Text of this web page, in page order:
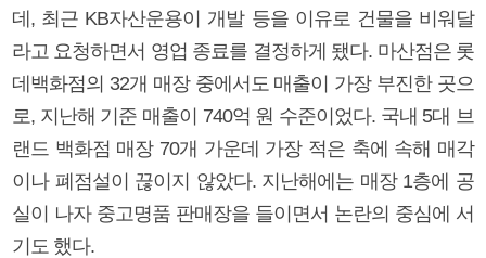
데, 최근 KB자산운용이 개발 등을 이유로 건물을 비워달
라고 요청하면서 영업 종료를 결정하게 됐다. 마산점은 롯
데백화점의 32개 매장 중에서도 매출이 가장 부진한 곳으
로, 지난해 기준 매출이 740억 원 수준이었다. 국내 5대 브
랜드 백화점 매장 70개 가운데 가장 적은 축에 속해 매각
이나 폐점설이 끊이지 않았다. 지난해에는 매장 1층에 공
실이 나자 중고명품 판매장을 들이면서 논란의 중심에 서
기도 했다.